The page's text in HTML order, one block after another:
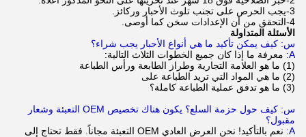
3-يجب الحرص على تجنب تلوث الأحبار وركائز.
4-التحقق من أن الإعدادات سخن كما أوصى.
الأسئلة المتداولة
س: كيف يمكن تأكيد ما هي أنواع الأحبار يجب شراء؟
A: معرفة ما إذا كان جميع الخطوات الثلاث التالية:
(1) ما هو العلامة التجارية وطراز الطابعة ورأس الطباعة
(2) ما هي المواد التي تريد الطباعة على
(3) ما هو تدفق عملية الطباعة كاملة؟
س: كيف حول حزمة السلع؟ يكون هناك تخصيص OEM التعبئة وشعار
مقبول؟
A:
نعم بالتأكيد! نحن العرض العادي OEM التعبئة مجاناً. فقط تحتاج إلى